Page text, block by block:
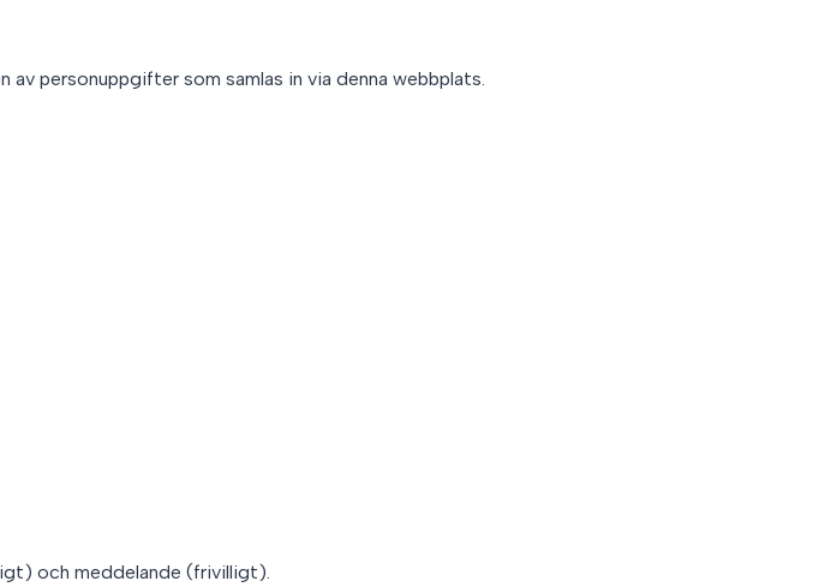
av personuppgifter som samlas in via denna webbplats.
och meddelande (frivilligt).